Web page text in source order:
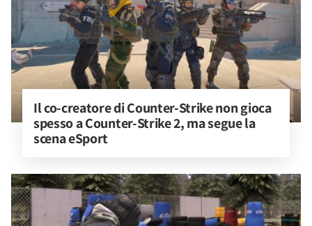
Il co-creatore di Counter-Strike non gioca
spesso a Counter-Strike 2, ma segue la
scena eSport